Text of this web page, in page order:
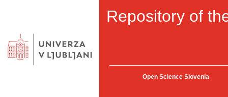
Repository of
Open Science Slovenia